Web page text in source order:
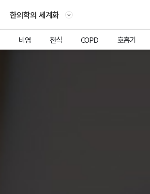
편강한의원 -
한의학의 세계화
서브페이지 목록 열기
비염 천식 COPD 호흡기